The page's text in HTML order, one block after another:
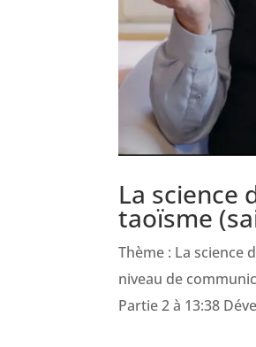
La science
taoïsme
Thème : La science
niveau de
Partie 2 à 13:38